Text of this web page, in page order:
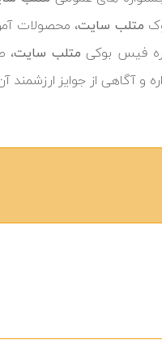
متلب سایت، محصولات
فیس بوکی متلب سایت،
آگاهی از جوایز ارزشمند